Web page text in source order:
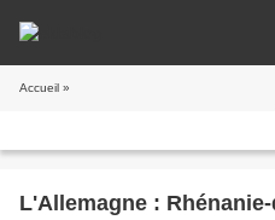
Accueil »
L'Allemagne :